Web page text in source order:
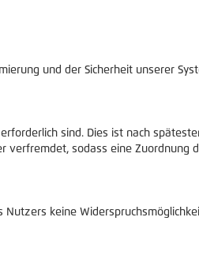
und der Sicherheit unserer
sind. Dies ist nach
verfremdet, sodass eine Zuordnung
keine